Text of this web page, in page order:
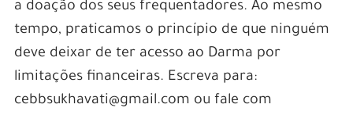
a doação dos seus frequentadores. Ao mesmo
tempo, praticamos o princípio de que ninguém
deve deixar de ter acesso ao Darma por
limitações financeiras. Escreva para:
cebbsukhavati@gmail.com ou fale com